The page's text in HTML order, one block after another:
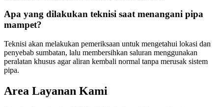
Apa yang dilakukan teknisi saat menangani pipa
mampet?
Teknisi akan melakukan pemeriksaan untuk mengetahui lokasi dan
penyebab sumbatan, lalu membersihkan saluran menggunakan
peralatan khusus agar aliran kembali normal tanpa merusak sistem
pipa.
Area Layanan Kami